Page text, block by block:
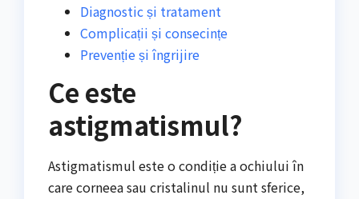
Diagnostic și tratament
Complicații și consecințe
Prevenție și îngrijire
Ce este
astigmatismul?
Astigmatismul este o condiție a ochiului în
care corneea sau cristalinul nu sunt sferice,